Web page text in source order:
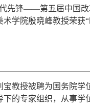
先锋——第五届中国
术学院殷晓峰教授荣
教授被聘为国务院
的专家组织，从事